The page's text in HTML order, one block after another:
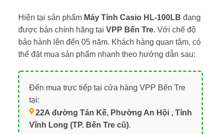
Hiện tại sản phẩm Máy Tính Casio HL-100LB đang
được bán chính hãng tại VPP Bến Tre. Với chế độ
bảo hành lên đến 05 năm. Khách hàng quan tâm, có
thể đặt mua sản phẩm nhanh theo hướng dẫn sau:
Đến mua trực tiếp tại cửa hàng VPP Bến Tre
tại:
22A đường Tán Kế, Phường An Hội , Tỉnh
Vĩnh Long (TP. Bến Tre cũ).